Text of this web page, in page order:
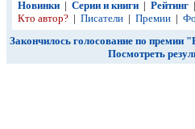
Новинки | Серии и книги | Рейтинг |
Кто автор? | Писатели | Премии |
Закончилось голосование по премии
Посмотреть